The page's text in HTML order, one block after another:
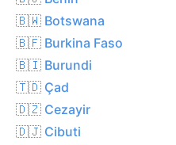
🇧🇼 Botswana
🇧🇫 Burkina Faso
🇧🇮 Burundi
🇹🇩 Çad
🇩🇿 Cezayir
🇩🇯 Cibuti